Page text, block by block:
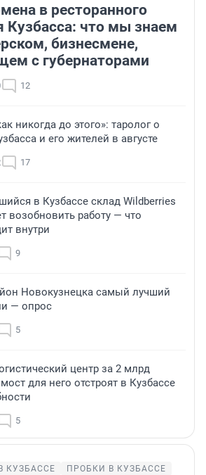
в ресторанного
Кузбасса: что мы знаем
бизнесмене,
с губернаторами
12
никогда до этого»: таролог о
и его жителей в августе
17
в Кузбассе склад Wildberries
возобновить работу — что
внутри
9
Новокузнецка самый лучший
— опрос
5
центр за 2 млрд
для него отстроят в Кузбассе
5
КУЗБАССЕ
ПРОБКИ В КУЗБАССЕ